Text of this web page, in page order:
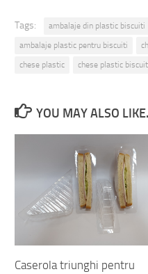
Tags: ambalaje din plastic biscuiti
ambalaje plastic pentru biscuiti
chese plastic
chese plastic
YOU MAY ALSO
Caserola triunghi pentru